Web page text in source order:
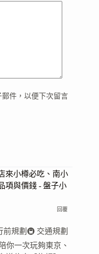
件，以便下次留言
來小樽必吃、南小
項與價錢 - 盤子小
回覆
規劃🚇 交通規劃
你一次玩夠東京、